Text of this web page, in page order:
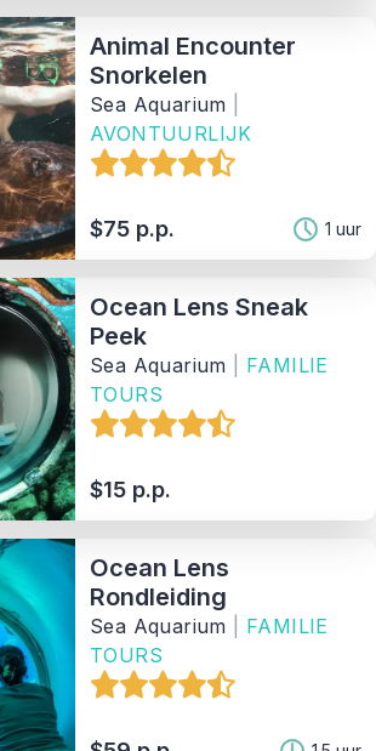
Matching Properties
Show Results
Animal Encounter
Snorkelen
Sea Aquarium
AVONTUURLIJK
$75 p.p. 1 uur
Ocean Lens Sneak
Peek
Sea Aquarium
FAMILIE
TOURS
$15 p.p.
Ocean Lens
Rondleiding
Sea Aquarium
FAMILIE
TOURS